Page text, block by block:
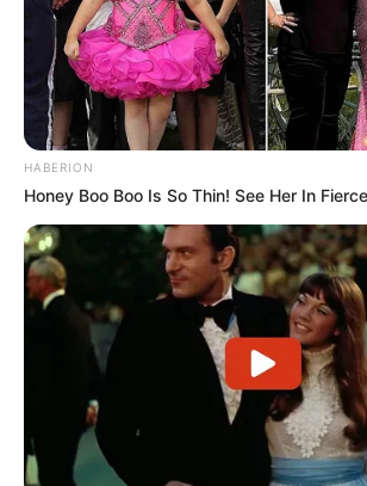
HABERION
Honey Boo Boo Is So Thin! See Her In